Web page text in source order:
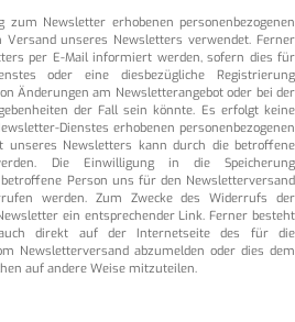
Newsletter erhobenen personenbezogenen
unseres Newsletters verwendet. Ferner
per E-Mail informiert werden, sofern dies für
oder eine diesbezügliche Registrierung
Änderungen am Newsletterangebot oder bei der
der Fall sein könnte. Es erfolgt keine
Dienstes erhobenen personenbezogenen
unseres Newsletters kann durch die betroffene
Die Einwilligung in die Speicherung
betroffene Person uns für den Newsletterversand
werden. Zum Zwecke des Widerrufs der
ein entsprechender Link. Ferner besteht
direkt auf der Internetseite des für die
Newsletterversand abzumelden oder dies dem
auf andere Weise mitzuteilen.